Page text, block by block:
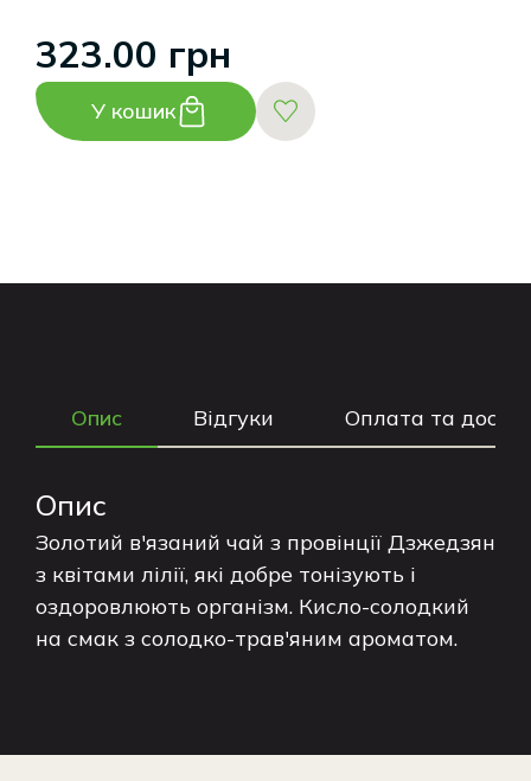
323.00 грн
У кошик
Опис Відгуки Оплата та
Опис
Золотий в'язаний чай з провінції Дзжедзян
з квітами лілії, які добре тонізують і
оздоровлюють організм. Кисло-солодкий
на смак з солодко-трав'яним ароматом.